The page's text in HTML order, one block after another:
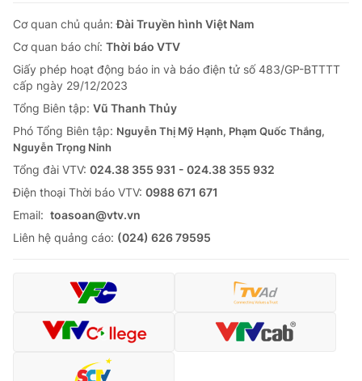
Cơ quan chủ quản:Đài Truyền hình Việt Nam
Cơ quan báo chí: Thời báo VTV
Giấy phép hoạt động báo in và báo điện tử số 483/GP-BTTTT
cấp ngày 29/12/2023
Tổng Biên tập: Vũ Thanh Thủy
Phó Tổng Biên tập: Nguyễn Thị Mỹ Hạnh, Phạm Quốc Thắng,
Nguyễn Trọng Ninh
Tổng đài VTV: 024.38 355 931 - 024.38 355 932
Ðiện thoại Thời báo VTV: 0988 671 671
Email: toasoan@vtv.vn
Liên hệ quảng cáo: (024) 626 79595